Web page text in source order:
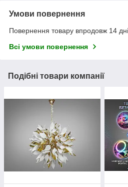
Умови повернення
Повернення товару впродовж 14
Всі умови повернення
Подібні товари компанії